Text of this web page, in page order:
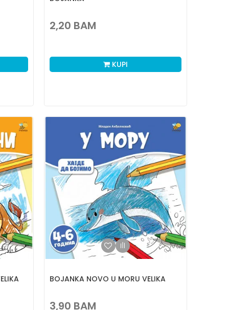
2,20 BAM
KUPI
BOJANKA NOVO U MORU VELIKA
3,90 BAM